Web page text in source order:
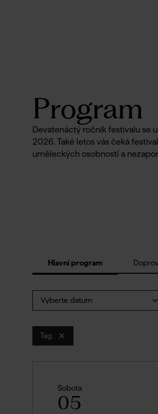
Program
Devatenáctý ročník festivalu se
2026. Také letos vás čeká
uměleckých osobností a
Hlavní program
Vyberte datum
Tag
Sobota
05